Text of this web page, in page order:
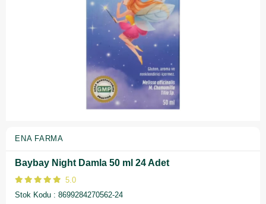
ENA FARMA
Baybay Night Damla 50 ml 24 Adet
5.0
Stok Kodu
8699284270562-24